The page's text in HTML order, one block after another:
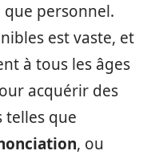
personnel.
est vaste, et
à tous les âges
acquérir des
telles que
, ou